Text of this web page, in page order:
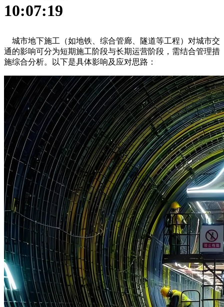
10:07:19
通的影响可分为短期施工阶段与长期运营阶段，需结合管理措
施综合分析。以下是具体影响及应对思路：